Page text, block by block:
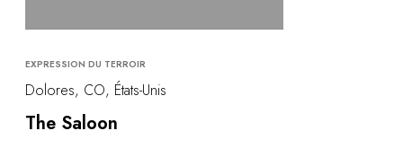
EXPRESSION DU TERROIR
Dolores, CO, États-Unis
The Saloon